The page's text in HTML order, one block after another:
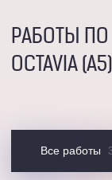
РАБОТЫ ПО
OCTAVIA
Все работы